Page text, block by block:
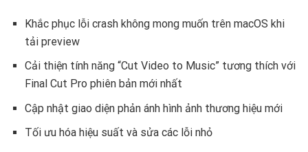
Khắc phục lỗi crash không mong muốn trên macOS khi
tải preview
Cải thiện tính năng “Cut Video to Music” tương thích với
Final Cut Pro phiên bản mới nhất
Cập nhật giao diện phản ánh hình ảnh thương hiệu mới
Tối ưu hóa hiệu suất và sửa các lỗi nhỏ